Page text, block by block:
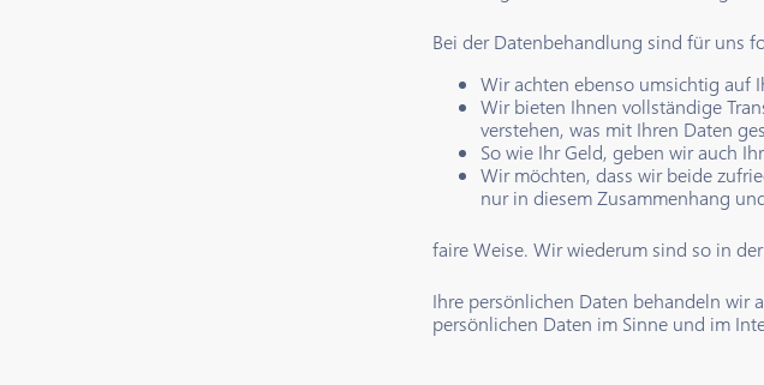
Bei der Datenbehandlung sind für uns
Wir achten ebenso umsichtig auf
Wir bieten Ihnen vollständige
verstehen, was mit Ihren Daten
So wie Ihr Geld, geben wir auch
Wir möchten, dass wir beide
nur in diesem Zusammenhang
faire Weise. Wir wiederum sind so in
Ihre persönlichen Daten behandeln wir
persönlichen Daten im Sinne und im